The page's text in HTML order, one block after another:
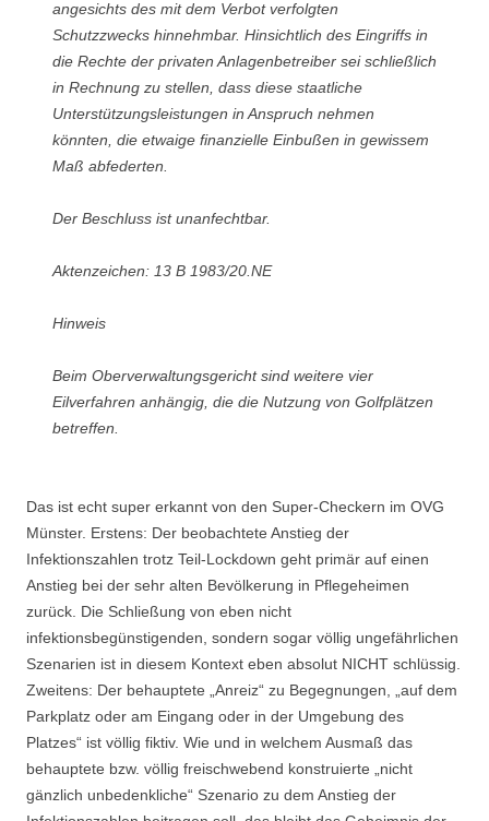
angesichts des mit dem Verbot verfolgten
Schutzzwecks hinnehmbar. Hinsichtlich des Eingriffs in
die Rechte der privaten Anlagenbetreiber sei schließlich
in Rechnung zu stellen, dass diese staatliche
Unterstützungsleistungen in Anspruch nehmen
könnten, die etwaige finanzielle Einbußen in gewissem
Maß abfederten.
Der Beschluss ist unanfechtbar.
Aktenzeichen: 13 B 1983/20.NE
Hinweis
Beim Oberverwaltungsgericht sind weitere vier
Eilverfahren anhängig, die die Nutzung von Golfplätzen
betreffen.
Das ist echt super erkannt von den Super-Checkern im OVG
Münster. Erstens: Der beobachtete Anstieg der
Infektionszahlen trotz Teil-Lockdown geht primär auf einen
Anstieg bei der sehr alten Bevölkerung in Pflegeheimen
zurück. Die Schließung von eben nicht
infektionsbegünstigenden, sondern sogar völlig ungefährlichen
Szenarien ist in diesem Kontext eben absolut NICHT schlüssig.
Zweitens: Der behauptete „Anreiz“ zu Begegnungen, „auf dem
Parkplatz oder am Eingang oder in der Umgebung des
Platzes“ ist völlig fiktiv. Wie und in welchem Ausmaß das
behauptete bzw. völlig freischwebend konstruierte „nicht
gänzlich unbedenkliche“ Szenario zu dem Anstieg der